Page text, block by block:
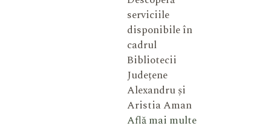
serviciile
disponibile în
cadrul
Bibliotecii
Județene
Alexandru și
Aristia Aman
Află mai multe